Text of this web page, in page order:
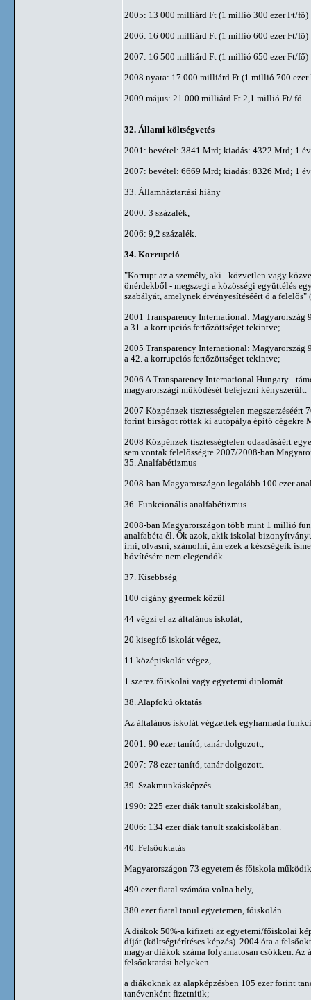
2005: 13 000 milliárd Ft (1 millió 300 ezer Ft/fő)
2006: 16 000 milliárd Ft (1 millió 600 ezer Ft/fő)
2007: 16 500 milliárd Ft (1 millió 650 ezer Ft/fő)
2008 nyara: 17 000 milliárd Ft (1 millió 700 ezer
2009 május: 21 000 milliárd Ft 2,1 millió Ft/ fő
32. Állami költségvetés
2001: bevétel: 3841 Mrd; kiadás: 4322 Mrd; 1
2007: bevétel: 6669 Mrd; kiadás: 8326 Mrd; 1
33. Államháztartási hiány
2000: 3 százalék,
2006: 9,2 százalék.
34. Korrupció
"Korrupt az a személy, aki - közvetlen vagy
önérdekből - megszegi a közösségi együttélés
szabályát, amelynek érvényesítéséért ő a felelős"
2001 Transparency International: Magyarország
a 31. a korrupciós fertőzöttséget tekintve;
2005 Transparency International: Magyarország
a 42. a korrupciós fertőzöttséget tekintve;
2006 A Transparency International Hungary -
magyarországi működését befejezni kényszerült.
2007 Közpénzek tisztességtelen megszerzéséért
forint bírságot róttak ki autópálya építő cégekre
2008 Közpénzek tisztességtelen odaadásáért
sem vontak felelősségre 2007/2008-ban
35. Analfabétizmus
2008-ban Magyarországon legalább 100 ezer
36. Funkcionális analfabétizmus
2008-ban Magyarországon több mint 1 millió
analfabéta él. Ők azok, akik iskolai
írni, olvasni, számolni, ám ezek a készségeik
bővítésére nem elegendők.
37. Kisebbség
100 cigány gyermek közül
44 végzi el az általános iskolát,
20 kisegítő iskolát végez,
11 középiskolát végez,
1 szerez főiskolai vagy egyetemi diplomát.
38. Alapfokú oktatás
Az általános iskolát végzettek egyharmada
2001: 90 ezer tanító, tanár dolgozott,
2007: 78 ezer tanító, tanár dolgozott.
39. Szakmunkásképzés
1990: 225 ezer diák tanult szakiskolában,
2006: 134 ezer diák tanult szakiskolában.
40. Felsőoktatás
Magyarországon 73 egyetem és főiskola
490 ezer fiatal számára volna hely,
380 ezer fiatal tanul egyetemen, főiskolán.
A diákok 50%-a kifizeti az egyetemi/főiskolai
díját (költségtérítéses képzés). 2004 óta a
magyar diákok száma folyamatosan csökken.
felsőoktatási helyeken
a diákoknak az alapképzésben 105 ezer forint
tanévenként fizetniük;